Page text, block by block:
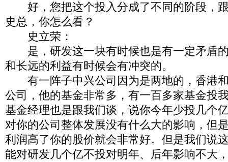
好，您把这个投入分成了不同的阶段，
史总，你怎么看？
史立荣：
是，研发这一块有时候也是有一定矛盾
和长远的利益有时候会有冲突的。
有一阵子中兴公司因为是两地的，香港
公司，他的基金非常多，有一百多家基金投
基金经理也是跟我们谈，说你今年少投几个
对你的公司整体发展没有什么大的影响，但
利润高了你的股价就会非常好。但是我们说
能对研发几个亿不投对明年、后年影响不大